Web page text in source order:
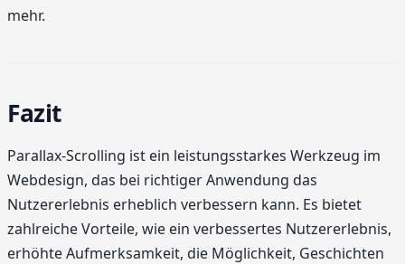
mehr.
Fazit
Parallax-Scrolling ist ein leistungsstarkes Werkzeug im
Webdesign, das bei richtiger Anwendung das
Nutzererlebnis erheblich verbessern kann. Es bietet
zahlreiche Vorteile, wie ein verbessertes Nutzererlebnis,
erhöhte Aufmerksamkeit, die Möglichkeit, Geschichten